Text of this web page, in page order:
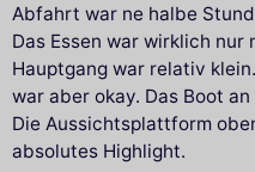
Abfahrt war ne halbe
Das Essen war wirklich
Hauptgang war relativ
war aber okay. Das Boot
Die Aussichtsplattform
absolutes Highlight.